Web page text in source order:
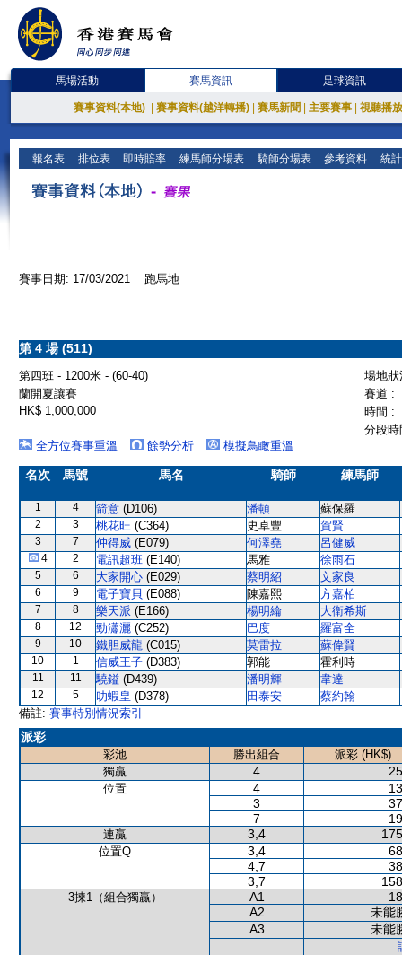
馬場活動 賽馬資訊 足球資訊
賽事資料(本地) 賽事資料(越洋轉播) 賽馬新聞 主要賽事 視聽播
報名表 排位表 即時賠率 練馬師分場表 騎師分場表 參考資料 統
賽事日期: 17/03/2021 跑馬地
第 4 場 (511)
第四班 - 1200米 - (60-40)
場地
蘭開夏讓賽
賽道 :
HK$ 1,000,000
時間 :
分段
全方位賽事重溫
餘勢分析 模擬鳥瞰重溫
名次 馬號 馬名 騎師 練馬師
1 4 箭意 (D106) 潘頓 蘇保羅
2 3 桃花旺 (C364) 史卓豐 賀賢
3 7 仲得威 (E079) 何澤堯 呂健威
4 2 電訊超班 (E140) 馬雅 徐雨石
5 6 大家開心 (E029) 蔡明紹 文家良
6 9 電子寶貝 (E088) 陳嘉熙 方嘉柏
7 8 樂天派 (E166) 楊明綸 大衛希斯
8 12 勁瀟灑 (C252) 巴度 羅富全
9 10 鐵胆威龍 (C015) 莫雷拉 蘇偉賢
10 1 信威王子 (D383) 郭能 霍利時
11 11 驍鎰 (D439) 潘明輝 韋達
12 5 叻蝦皇 (D378) 田泰安
蔡約翰
備註: 賽事特別情況索引
派彩
彩池 勝出組合
派彩 (HK$)
獨贏
4
位置 4
3
7
連贏 3,4
位置Q 3,4
4,7
3,7
3揀1（組合獨贏） A1
A2
未能
A3
未能